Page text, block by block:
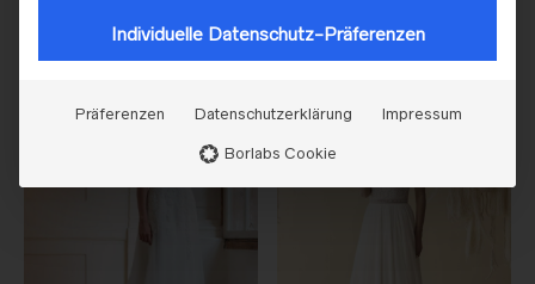
1.285,00€ 599,00
Individuelle Datenschutz-Präferenzen
Präferenzen Datenschutzerklärung Impressum
Borlabs Cookie